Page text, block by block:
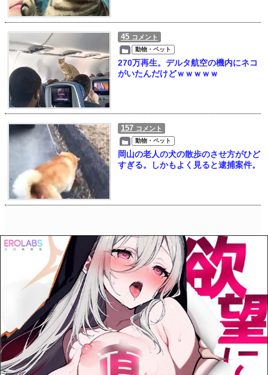
45 コメント
動物・ペット
270万再生。デルタ航空の機内にネコ
がいたんだけどｗｗｗｗｗ
157 コメント
動物・ペット
岡山の老人の犬の散歩のさせ方がひど
すぎる。しかもよく見ると逮捕案件。